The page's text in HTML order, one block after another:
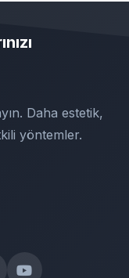
Daha estetik,
yöntemler.